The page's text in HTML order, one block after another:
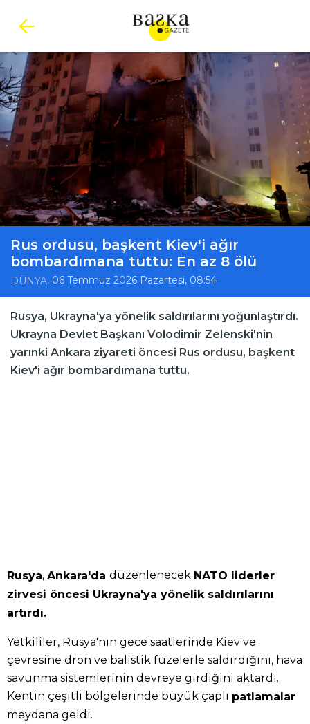
Rus ordusu, başkent Kiev'i ağır
bombardımana tuttu: En az 8 ölü
DÜNYA, 06 Temmuz 2026 Pazartesi, 08:54
Rusya, Ukrayna'ya yönelik saldırılarını yoğunlaştırdı.
Ukrayna Devlet Başkanı Volodimir Zelenski'nin
yarınki Ankara ziyareti öncesi Rus ordusu, başkent
Kiev'i ağır bombardımana tuttu.
Rusya, Ankara'da düzenlenecek NATO liderler
zirvesi öncesi Ukrayna'ya yönelik saldırılarını
artırdı.
Yetkililer, Rusya'nın gece saatlerinde Kiev ve
çevresine dron ve balistik füzelerle saldırdığını, hava
savunma sistemlerinin devreye girdiğini aktardı.
Kentin çeşitli bölgelerinde büyük çaplı patlamalar
meydana geldi.